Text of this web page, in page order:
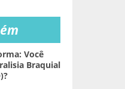
Você
Braquial